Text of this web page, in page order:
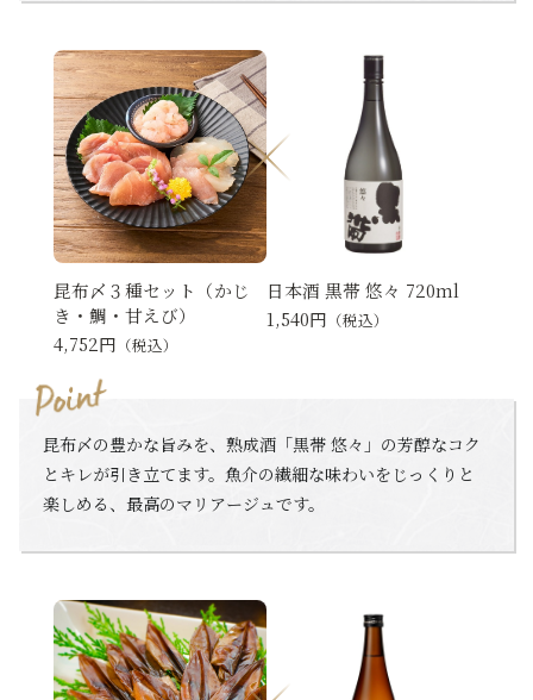
昆布〆３種セット（かじ
き・鯛・甘えび）
4,752円 （税込）
日本酒 黒帯 悠々 720ml
1,540円 （税込）
昆布〆の豊かな旨みを、熟成酒「黒帯 悠々」の芳醇なコク
とキレが引き立てます。魚介の繊細な味わいをじっくりと
楽しめる、最高のマリアージュです。